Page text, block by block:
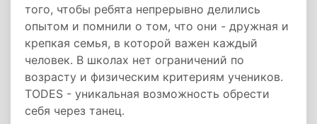
того, чтобы ребята непрерывно делились
опытом и помнили о том, что они - дружная и
крепкая семья, в которой важен каждый
человек. В школах нет ограничений по
возрасту и физическим критериям учеников.
TODES - уникальная возможность обрести
себя через танец.